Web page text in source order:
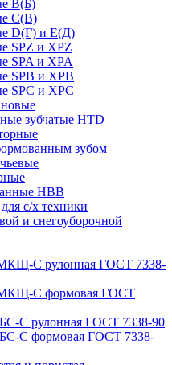
В(Б)
С(В)
D(Г) и Е(Д)
SPZ и XPZ
SPA и XPA
SPB и XPB
SPC и XPC
зубчатые HTD
зубом
HBB
с/х техники
и снегоуборочной
С рулонная ГОСТ 7338-
С формовая ГОСТ
С рулонная ГОСТ 7338-90
С формовая ГОСТ 7338-